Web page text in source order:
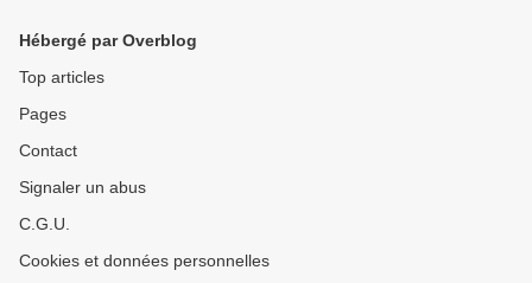
Hébergé par Overblog
Top articles
Pages
Contact
Signaler un abus
C.G.U.
Cookies et données personnelles